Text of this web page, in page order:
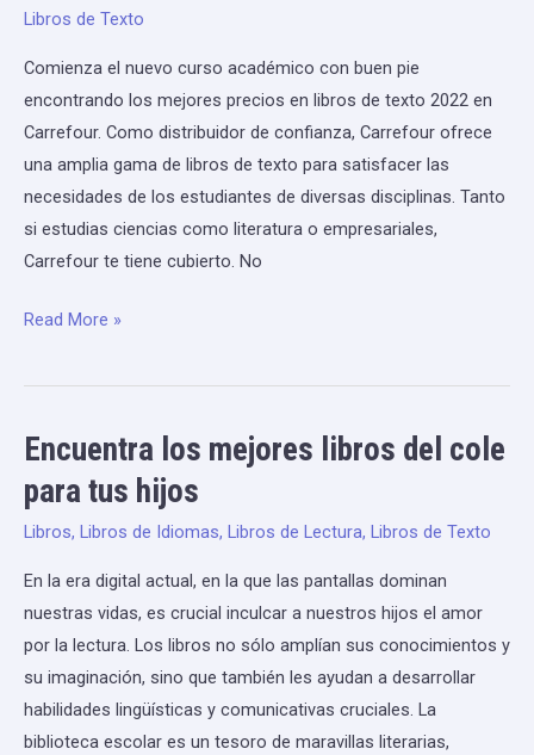
Libros de Texto
Comienza el nuevo curso académico con buen pie
encontrando los mejores precios en libros de texto 2022 en
Carrefour. Como distribuidor de confianza, Carrefour ofrece
una amplia gama de libros de texto para satisfacer las
necesidades de los estudiantes de diversas disciplinas. Tanto
si estudias ciencias como literatura o empresariales,
Carrefour te tiene cubierto. No
los
Carrefour
Read More »
Encuentra los mejores libros del cole
para tus hijos
Libros, Libros de Idiomas, Libros de Lectura, Libros de Texto
En la era digital actual, en la que las pantallas dominan
nuestras vidas, es crucial inculcar a nuestros hijos el amor
por la lectura. Los libros no sólo amplían sus conocimientos y
su imaginación, sino que también les ayudan a desarrollar
habilidades lingüísticas y comunicativas cruciales. La
biblioteca escolar es un tesoro de maravillas literarias,
Encuentra
mejores
libros
del
cole
para
tus
hijos